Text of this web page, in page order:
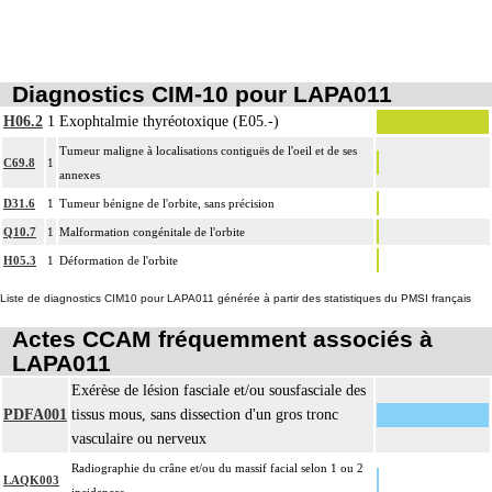
11 L'ostéotomie inclut l'ostéosynthèse.
La reconstruction osseuse ou articulaire par greffe, transplant ou matériau
inerte non prothétique inclut l'ostéosynthèse.
L'évacuation de collection articulaire inclut le lavage de l'articulation, avec ou
sans drainage.
Diagnostics CIM-10 pour LAPA011
H06.2 1 Exophtalmie thyréotoxique (E05.-)
C69.8 1
Tumeur maligne à localisations contiguës de l'oeil et de ses
annexes
D31.6 1 Tumeur bénigne de l'orbite, sans précision
Q10.7 1 Malformation congénitale de l'orbite
H05.3 1 Déformation de l'orbite
Liste de diagnostics CIM10 pour LAPA011 générée à partir des statistiques du PMSI français
Actes CCAM fréquemment associés à
LAPA011
PDFA001
Exérèse de lésion fasciale et/ou sousfasciale des
tissus mous, sans dissection d'un gros tronc
vasculaire ou nerveux
LAQK003
Radiographie du crâne et/ou du massif facial selon 1 ou 2